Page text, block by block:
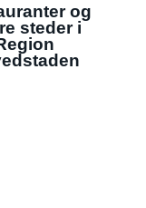
og
steder i